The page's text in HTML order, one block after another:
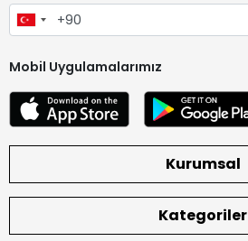
Mobil Uygulamalarımız
Kurumsal
Kategoriler